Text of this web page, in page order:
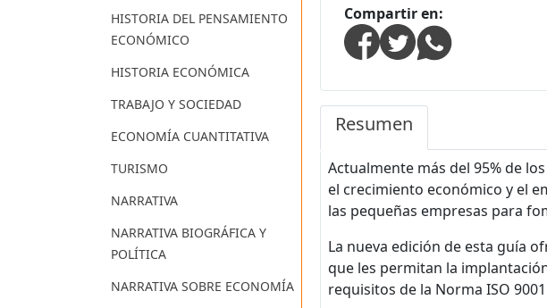
HISTORIA DEL PENSAMIENTO
ECONÓMICO
HISTORIA ECONÓMICA
TRABAJO Y SOCIEDAD
ECONOMÍA CUANTITATIVA
TURISMO
NARRATIVA
NARRATIVA BIOGRÁFICA Y
POLÍTICA
NARRATIVA SOBRE ECONOMÍA
Compartir en:
Resumen
Actualmente más del 95% de
el crecimiento económico y el
las pequeñas empresas para
La nueva edición de esta guía
que les permitan la
requisitos de la Norma ISO